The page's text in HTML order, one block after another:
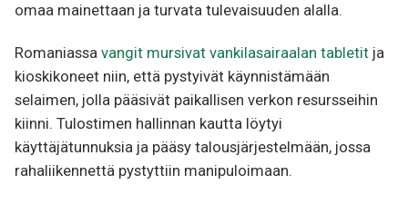
omaa mainettaan ja turvata tulevaisuuden alalla.
Romaniassa vangit mursivat vankilasairaalan tabletit ja
kioskikoneet niin, että pystyivät käynnistämään
selaimen, jolla pääsivät paikallisen verkon resursseihin
kiinni. Tulostimen hallinnan kautta löytyi
käyttäjätunnuksia ja pääsy talousjärjestelmään, jossa
rahaliikennettä pystyttiin manipuloimaan.